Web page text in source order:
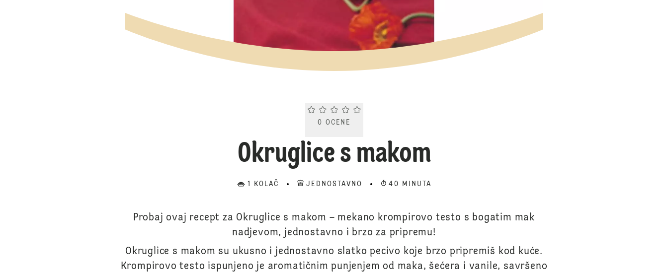
Current rating 0.0. Click to rate.
0 OCENE
Okruglice s makom
1 KOLAČ JEDNOSTAVNO 40 MINUTA
Probaj ovaj recept za Okruglice s makom – mekano krompirovo testo s bogatim mak
nadjevom, jednostavno i brzo za pripremu!
Okruglice s makom su ukusno i jednostavno slatko pecivo koje brzo pripremiš kod kuće.
Krompirovo testo ispunjeno je aromatičnim punjenjem od maka, šećera i vanile, savršeno